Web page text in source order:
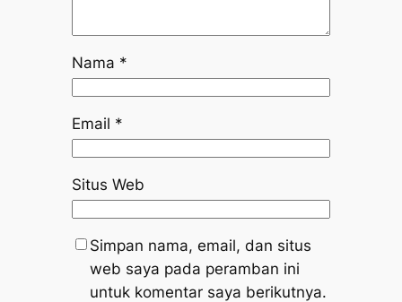
Nama *
Email *
Situs Web
Simpan nama, email, dan situs
web saya pada peramban ini
untuk komentar saya berikutnya.